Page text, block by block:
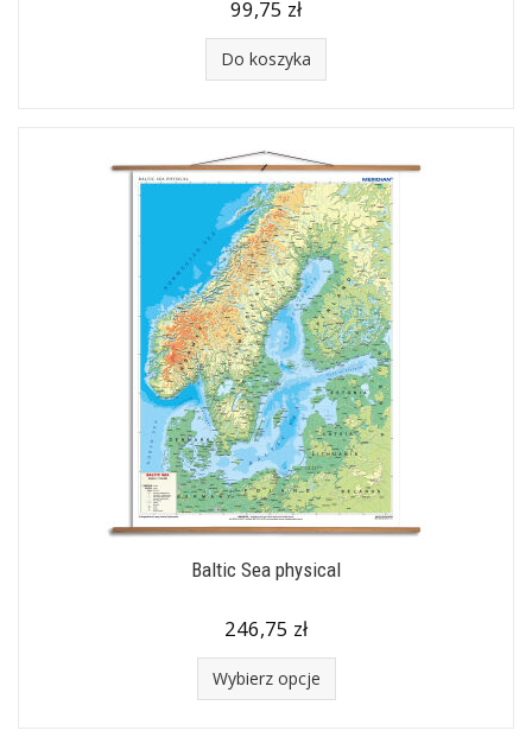
99,75 zł
Do koszyka
Baltic Sea physical
246,75 zł
Wybierz opcje